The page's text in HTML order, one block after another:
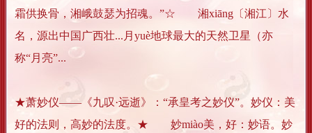
霜供换骨，湘峨鼓瑟为招魂。”☆ 湘xiāng〔湘江〕水
名，源出中国广西壮...月yuè地球最大的天然卫星（亦
称“月亮”...
★萧妙仪——《九叹·远逝》：“承皇考之妙仪”。妙仪：美
好的法则，高妙的法度。★ 妙miào美，好：妙语。妙